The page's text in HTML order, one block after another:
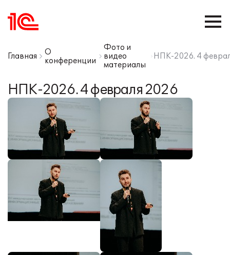
Главная
О
конференции
Фото и
видео
материалы
НПК-2026. 4
НПК-2026. 4 февраля 2026